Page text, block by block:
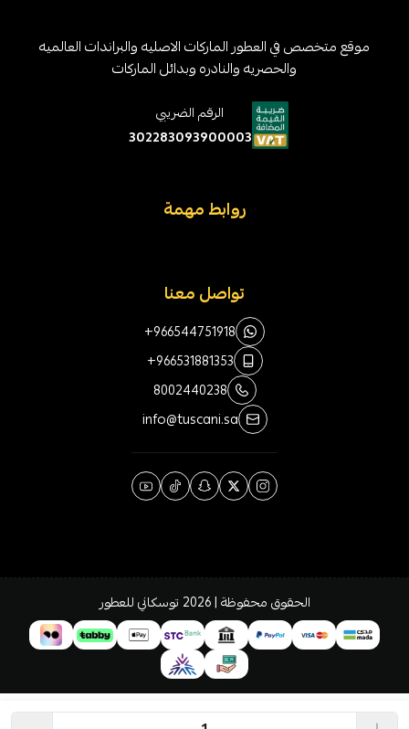
موقع متخصص في العطور الماركات الاصليه والبراندات العالميه
والحصريه والنادره وبدائل الماركات
الرقم الضريبي
302283093900003
روابط مهمة
تواصل معنا
+966544751918
+966531881353
8002440238
info@tuscani.sa
الحقوق محفوظة | 2026 توسكاني للعطور